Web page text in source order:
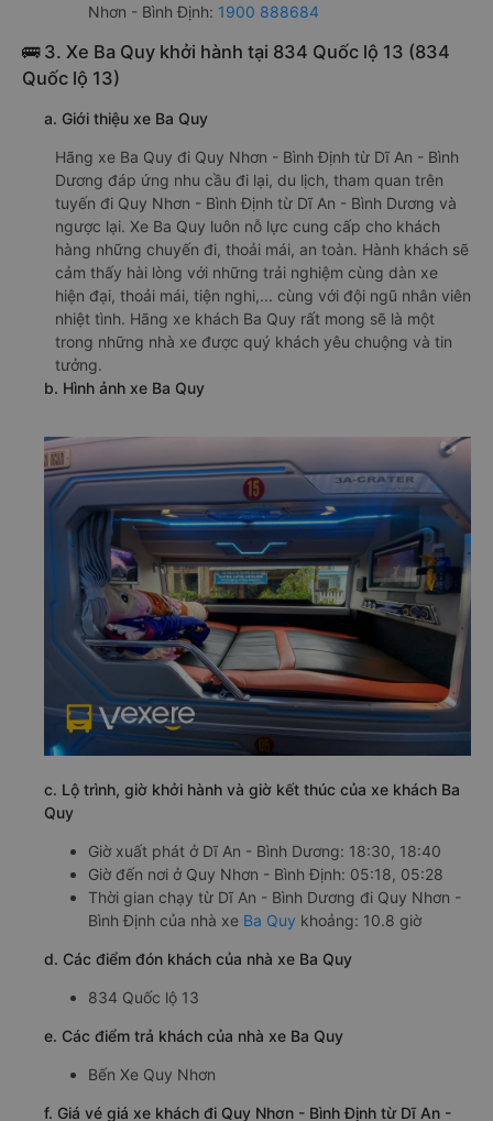
Nhơn - Bình Định: 1900 888684
🚌 3. Xe Ba Quy khởi hành tại 834 Quốc lộ 13 (834
Quốc lộ 13)
a. Giới thiệu xe Ba Quy
Hãng xe Ba Quy đi Quy Nhơn - Bình Định từ Dĩ An - Bình
Dương đáp ứng nhu cầu đi lại, du lịch, tham quan trên
tuyến đi Quy Nhơn - Bình Định từ Dĩ An - Bình Dương và
ngược lại. Xe Ba Quy luôn nỗ lực cung cấp cho khách
hàng những chuyến đi, thoải mái, an toàn. Hành khách sẽ
cảm thấy hài lòng với những trải nghiệm cùng dàn xe
hiện đại, thoải mái, tiện nghi,... cùng với đội ngũ nhân viên
nhiệt tình. Hãng xe khách Ba Quy rất mong sẽ là một
trong những nhà xe được quý khách yêu chuộng và tin
tưởng.
b. Hình ảnh xe Ba Quy
c. Lộ trình, giờ khởi hành và giờ kết thúc của xe khách Ba
Quy
Giờ xuất phát ở Dĩ An - Bình Dương: 18:30, 18:40
Giờ đến nơi ở Quy Nhơn - Bình Định: 05:18, 05:28
Thời gian chạy từ Dĩ An - Bình Dương đi Quy Nhơn -
Bình Định của nhà xe Ba Quy khoảng: 10.8 giờ
d. Các điểm đón khách của nhà xe Ba Quy
834 Quốc lộ 13
e. Các điểm trả khách của nhà xe Ba Quy
Bến Xe Quy Nhơn
f. Giá vé giá xe khách đi Quy Nhơn - Bình Định từ Dĩ An -